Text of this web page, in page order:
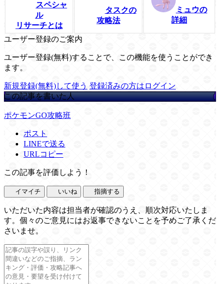
スペシャ
ル
リサーチとは
タスクの
攻略法
ミュウの
詳細
ユーザー登録のご案内
ユーザー登録(無料)することで、この機能を使うことができ
ます。
新規登録(無料)して使う 登録済みの方はログイン
この記事を書いた人
ポケモンGO攻略班
ポスト
LINEで送る
URLコピー
この記事を評価しよう！
イマイチ いいね 指摘する
いただいた内容は担当者が確認のうえ、順次対応いたしま
す。個々のご意見にはお返事できないことを予めご了承くだ
さいませ。